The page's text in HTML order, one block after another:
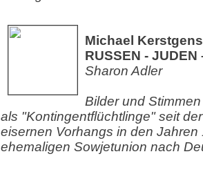
Michael
RUSSEN - JUDEN
Sharon Adler
Bilder und
als "Kontingentflüchtlinge" seit
eisernen Vorhangs in den
ehemaligen Sowjetunion nach